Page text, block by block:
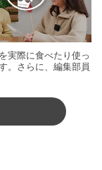
実際に食べたり使っ
。さらに、編集部員